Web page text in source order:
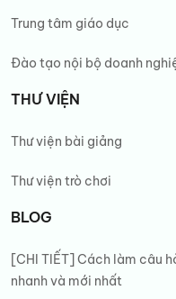
Trung tâm giáo dục
Đào tạo nội bộ doanh
THƯ VIỆN
Thư viện bài giảng
Thư viện trò chơi
BLOG
[CHI TIẾT] Cách làm câu
nhanh và mới nhất